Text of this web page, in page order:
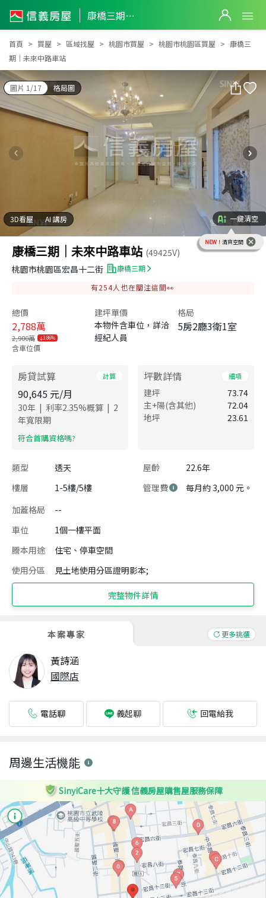
康橋三期｜未來中路車站
康橋三期｜未來中路車站
首頁 買屋 區域找屋 桃園市買屋 桃園市桃園區買屋
康橋三
期｜未來中路車站
圖片 1/17 格局圖
3D看屋 AI 講房 一鍵清空
NEW！ 清爽空間
康橋三期｜未來中路車站 (49425V)
桃園市桃園區宏昌十二街
康橋三期
有254人也在關注這間👀
總價
2,788萬
2,900萬 3.86%
含車位價
建坪單價
本物件含車位，詳洽
經紀人員
格局
5房2廳3衛1室
房貸試算 計算
90,645 元/月
30年 | 利率2.35%概算 | 2
年寬限期
​符合首購資格嗎?
坪數詳情 細項
建坪
73.74
主+陽(含其他)
72.04
地坪
23.61
類型 透天 屋齡
22.6年
樓層
1-5樓/5樓 管理費
每月約 3,000 元。
加蓋格局
--
車位
1個一樓平面
謄本用途
住宅、停車空間
使用分區
見土地使用分區證明影本;
完整物件詳情
本案專家 更多挑選
黃詩涵
國際店
電話聊 義起聊 回電給我
周邊生活機能
SinyiCare十大守護 信義房屋購售屋服務保障